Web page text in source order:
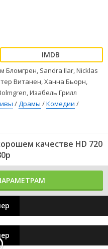
Бломгрен, Sandra Ilar, Nicklas
Витанен, Ханна Бьорн,
Изабель Грилл
/Драмы /Комедии /
качестве HD 720